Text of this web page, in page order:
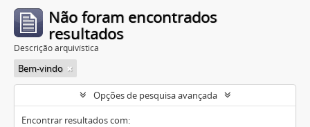
Não foram encontrados
resultados
Descrição arquivística
Bem-vindo
Opções de pesquisa avançada
Encontrar resultados com: